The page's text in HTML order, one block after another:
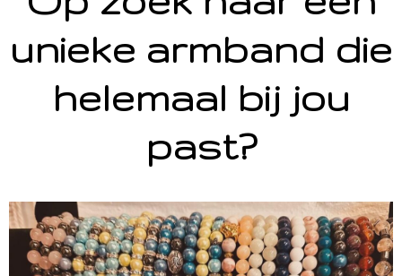
unieke armband die
helemaal bij jou
past?